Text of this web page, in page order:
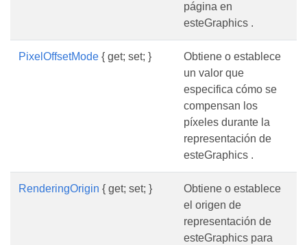
página en
esteGraphics .
PixelOffsetMode { get; set; }
Obtiene o establece
un valor que
especifica cómo se
compensan los
píxeles durante la
representación de
esteGraphics .
RenderingOrigin { get; set; }
Obtiene o establece
el origen de
representación de
esteGraphics para